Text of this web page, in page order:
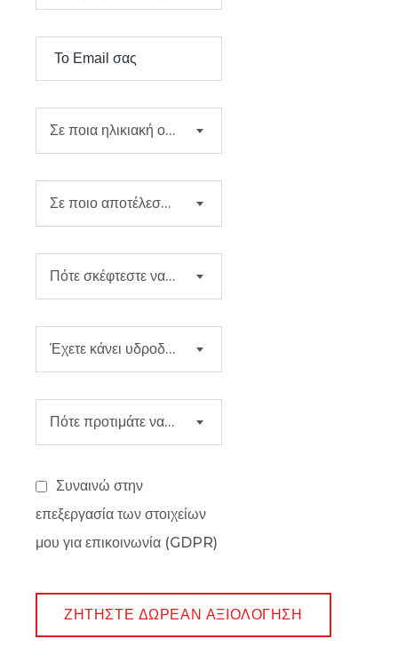
Σε ποια ηλικιακή ομάδα ανήκετε;
Σε ποιο αποτέλεσμα δίνετε προτεραιότητα;
Πότε σκέφτεστε να ξεκινήσετε;
Έχετε κάνει υδροδερμοαπόξεση, hydrafacial ή παρόμοια θεραπεία στο παρελθόν;
Πότε προτιμάτε να επικοινωνήσουμε μαζί σας;
Συναινώ στην
επεξεργασία των στοιχείων
μου για επικοινωνία (GDPR)